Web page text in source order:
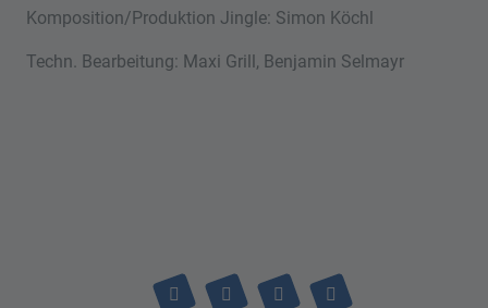
Komposition/Produktion Jingle: Simon Köchl
Techn. Bearbeitung: Maxi Grill, Benjamin Selmayr